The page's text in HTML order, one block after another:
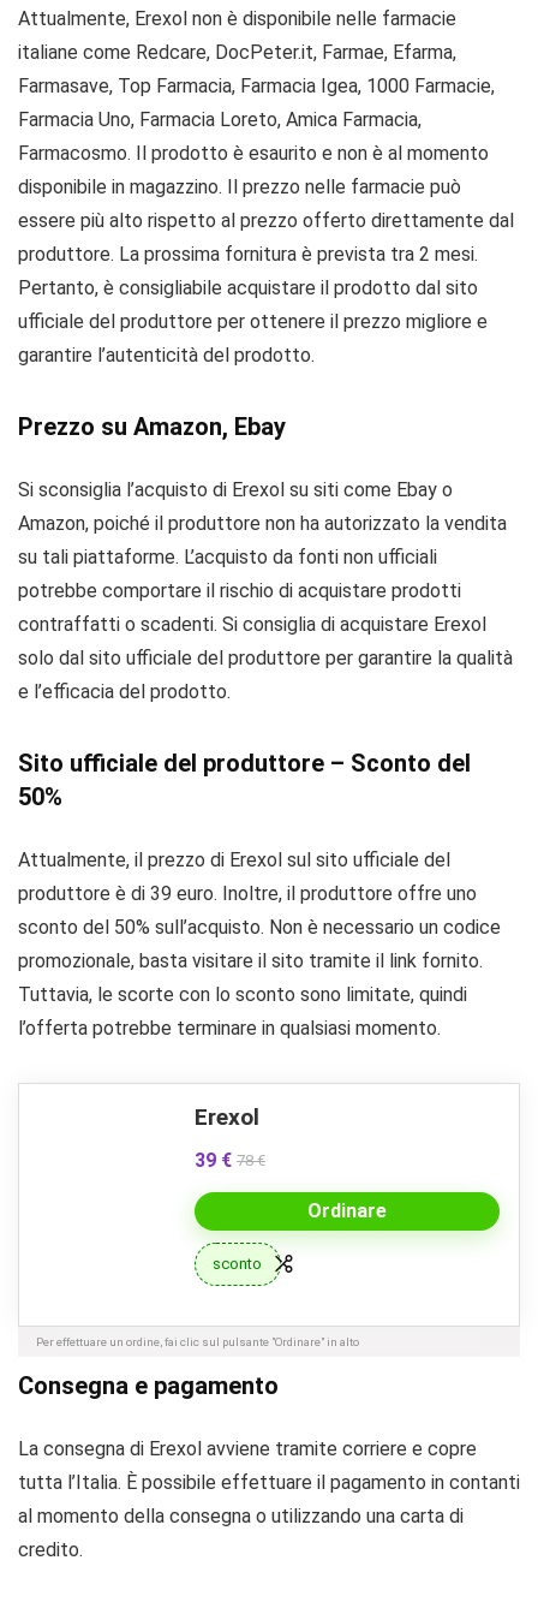
Attualmente, Erexol non è disponibile nelle farmacie
italiane come Redcare, DocPeter.it, Farmae, Efarma,
Farmasave, Top Farmacia, Farmacia Igea​, 1000 Farmacie,
Farmacia Uno, Farmacia Loreto, Amica Farmacia,
Farmacosmo. Il prodotto è esaurito e non è al momento
disponibile in magazzino. Il prezzo nelle farmacie può
essere più alto rispetto al prezzo offerto direttamente dal
produttore. La prossima fornitura è prevista tra 2 mesi.
Pertanto, è consigliabile acquistare il prodotto dal sito
ufficiale del produttore per ottenere il prezzo migliore e
garantire l’autenticità del prodotto.
Prezzo su Amazon, Ebay
Si sconsiglia l’acquisto di Erexol su siti come Ebay o
Amazon, poiché il produttore non ha autorizzato la vendita
su tali piattaforme. L’acquisto da fonti non ufficiali
potrebbe comportare il rischio di acquistare prodotti
contraffatti o scadenti. Si consiglia di acquistare Erexol
solo dal sito ufficiale del produttore per garantire la qualità
e l’efficacia del prodotto.
Sito ufficiale del produttore – Sconto del
50%
Attualmente, il prezzo di Erexol sul sito ufficiale del
produttore è di 39 euro. Inoltre, il produttore offre uno
sconto del 50% sull’acquisto. Non è necessario un codice
promozionale, basta visitare il sito tramite il link fornito.
Tuttavia, le scorte con lo sconto sono limitate, quindi
l’offerta potrebbe terminare in qualsiasi momento.
Erexol
39 € 78 €
Ordinare
sconto
Per effettuare un ordine, fai clic sul pulsante "Ordinare" in alto
Consegna e pagamento
La consegna di Erexol avviene tramite corriere e copre
tutta l’Italia. È possibile effettuare il pagamento in contanti
al momento della consegna o utilizzando una carta di
credito.